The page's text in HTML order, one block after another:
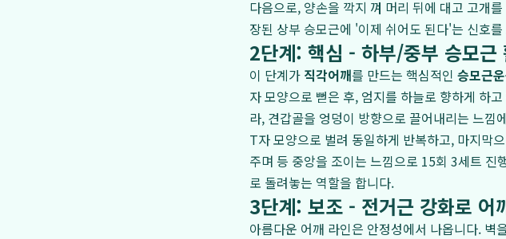
다음으로, 양손을 깍지 껴 머리 뒤에 대고 고개
장된 상부 승모근에 '이제 쉬어도 된다'는 신호
2단계: 핵심 - 하부/중부 승모근
이 단계가 직각어깨를 만드는 핵심적인 승모근
자 모양으로 뻗은 후, 엄지를 하늘로 향하게 하
라, 견갑골을 엉덩이 방향으로 끌어내리는 느
T자 모양으로 벌려 동일하게 반복하고, 마지막
주며 등 중앙을 조이는 느낌으로 15회 3세트 진
로 돌려놓는 역할을 합니다.
3단계: 보조 - 전거근 강화로 어
아름다운 어깨 라인은 안정성에서 나옵니다. 벽